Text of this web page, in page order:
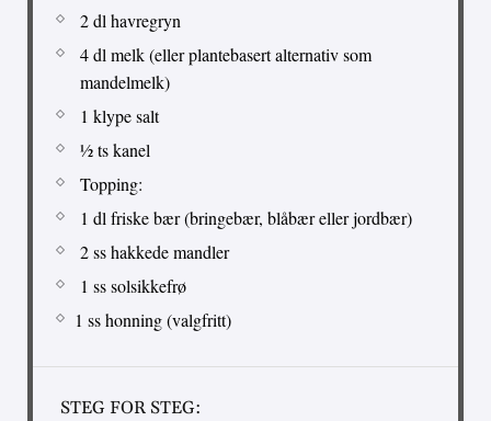
2 dl havregryn
4 dl melk (eller plantebasert alternativ som
mandelmelk)
1 klype salt
½ ts kanel
Topping:
1 dl friske bær (bringebær, blåbær eller jordbær)
2 ss hakkede mandler
1 ss solsikkefrø
1 ss honning (valgfritt)
STEG FOR STEG: